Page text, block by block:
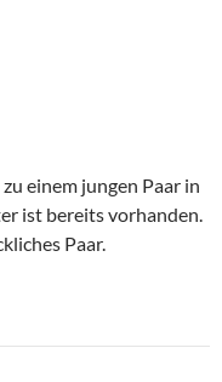
einem jungen Paar in
ist bereits vorhanden.
Paar.